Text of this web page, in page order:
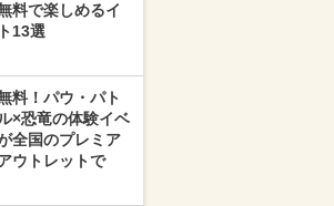
料で楽しめるイ
13選
料！パウ・パト
×恐竜の体験イベ
全国のプレミア
ウトレットで